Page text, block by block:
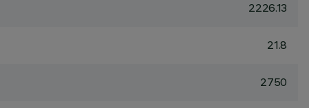
2226.13
21.8
2750